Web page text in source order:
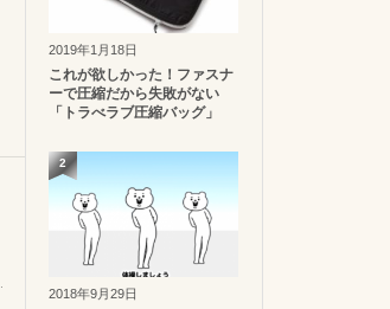
2019年1月18日
これが欲しかった！ファスナ
ーで圧縮だから失敗がない
「トラべラブ圧縮バッグ」
2018年9月29日
2